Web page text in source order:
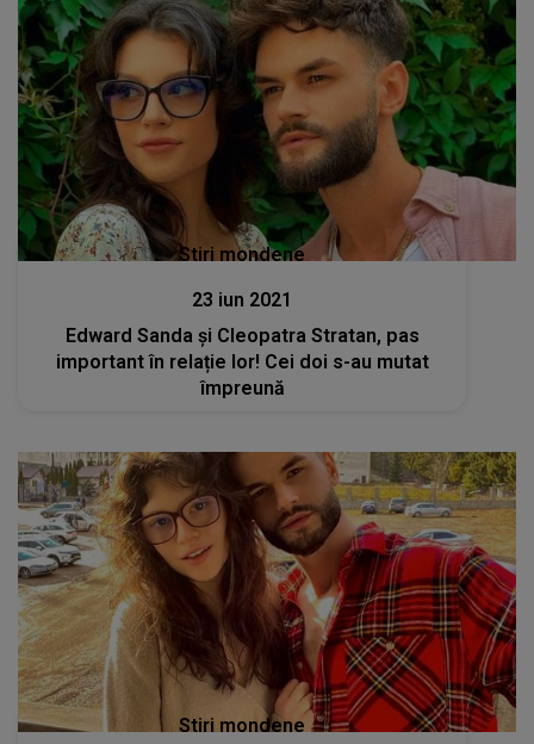
Stiri mondene
23 iun 2021
Edward Sanda și Cleopatra Stratan, pas
important în relație lor! Cei doi s-au mutat
împreună
Stiri mondene